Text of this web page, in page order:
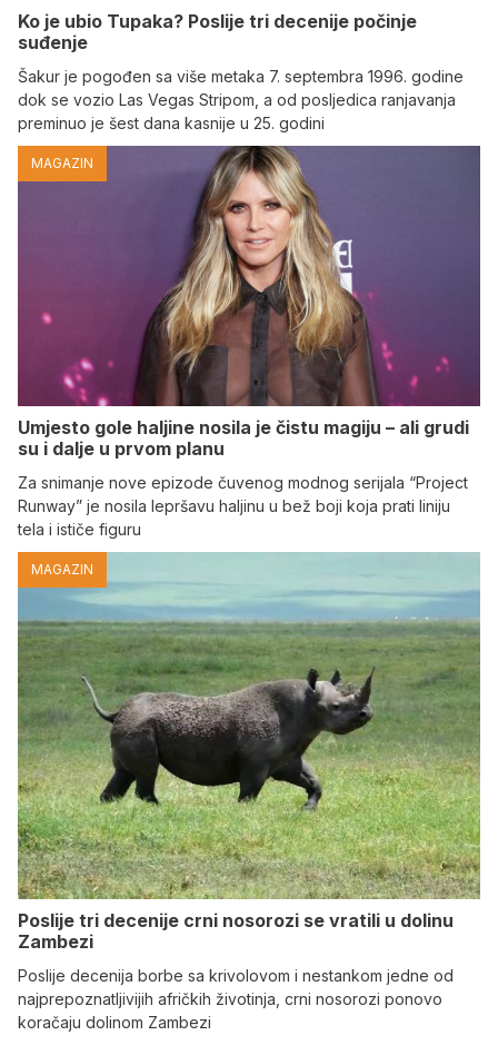
Ko je ubio Tupaka? Poslije tri decenije počinje
suđenje
Šakur je pogođen sa više metaka 7. septembra 1996. godine
dok se vozio Las Vegas Stripom, a od posljedica ranjavanja
preminuo je šest dana kasnije u 25. godini
MAGAZIN
Umjesto gole haljine nosila je čistu magiju – ali grudi
su i dalje u prvom planu
Za snimanje nove epizode čuvenog modnog serijala “Project
Runway” je nosila lepršavu haljinu u bež boji koja prati liniju
tela i ističe figuru
MAGAZIN
Poslije tri decenije crni nosorozi se vratili u dolinu
Zambezi
Poslije decenija borbe sa krivolovom i nestankom jedne od
najprepoznatljivijih afričkih životinja, crni nosorozi ponovo
koračaju dolinom Zambezi